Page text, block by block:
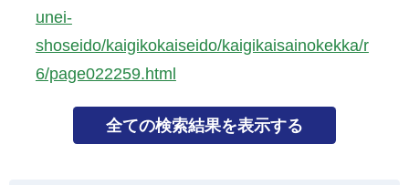
unei-
shoseido/kaigikokaiseido/kaigikaisainokekka/r
6/page022259.html